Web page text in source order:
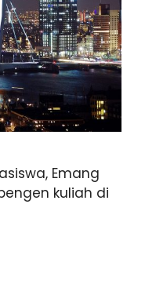
Emang
kuliah di